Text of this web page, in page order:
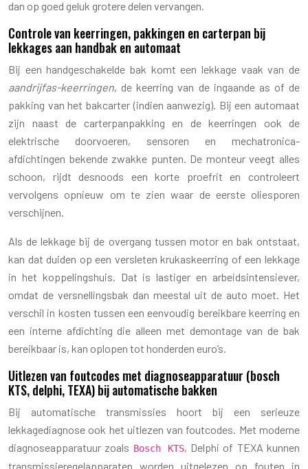
dan op goed geluk grotere delen vervangen.
Controle van keerringen, pakkingen en carterpan bij
lekkages aan handbak en automaat
Bij een handgeschakelde bak komt een lekkage vaak van de
aandrijfas-keerringen, de keerring van de ingaande as of de
pakking van het bakcarter (indien aanwezig). Bij een automaat
zijn naast de carterpanpakking en de keerringen ook de
elektrische doorvoeren, sensoren en mechatronica-
afdichtingen bekende zwakke punten. De monteur veegt alles
schoon, rijdt desnoods een korte proefrit en controleert
vervolgens opnieuw om te zien waar de eerste oliesporen
verschijnen.
Als de lekkage bij de overgang tussen motor en bak ontstaat,
kan dat duiden op een versleten krukaskeerring of een lekkage
in het koppelingshuis. Dat is lastiger en arbeidsintensiever,
omdat de versnellingsbak dan meestal uit de auto moet. Het
verschil in kosten tussen een eenvoudig bereikbare keerring en
een interne afdichting die alleen met demontage van de bak
bereikbaar is, kan oplopen tot honderden euro’s.
Uitlezen van foutcodes met diagnoseapparatuur (bosch
KTS, delphi, TEXA) bij automatische bakken
Bij automatische transmissies hoort bij een serieuze
lekkagediagnose ook het uitlezen van foutcodes. Met moderne
diagnoseapparatuur zoals Bosch KTS, Delphi of TEXA kunnen
transmissieregelapparaten worden uitgelezen op fouten in